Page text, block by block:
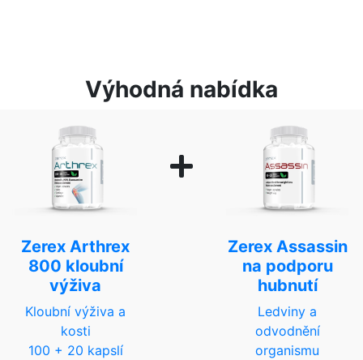
Výhodná nabídka
Zerex Arthrex
800 kloubní
výživa
Kloubní výživa a
kosti
100 + 20 kapslí
Zerex Assassin
na podporu
hubnutí
Ledviny a
odvodnění
organismu